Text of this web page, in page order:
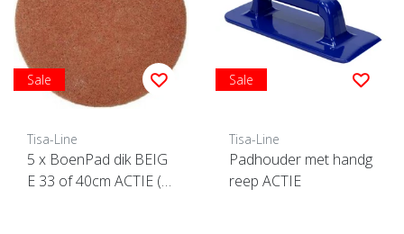
Sale
Tisa-Line
5 x BoenPad dik BEIG
E 33 of 40cm ACTIE (5
Sale
Tisa-Line
Padhouder met handg
reep ACTIE